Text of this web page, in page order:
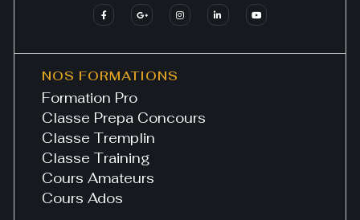
NOS FORMATIONS
Formation Pro
Classe Prepa Concours
Classe Tremplin
Classe Training
Cours Amateurs
Cours Ados